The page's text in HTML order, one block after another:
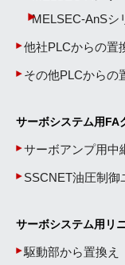
MELSEC-AnSシ
他社PLCからの置
その他PLCからの
サーボシステム用FA
サーボアンプ用中
SSCNET油圧制御
サーボシステム用リ
駆動部から置換え